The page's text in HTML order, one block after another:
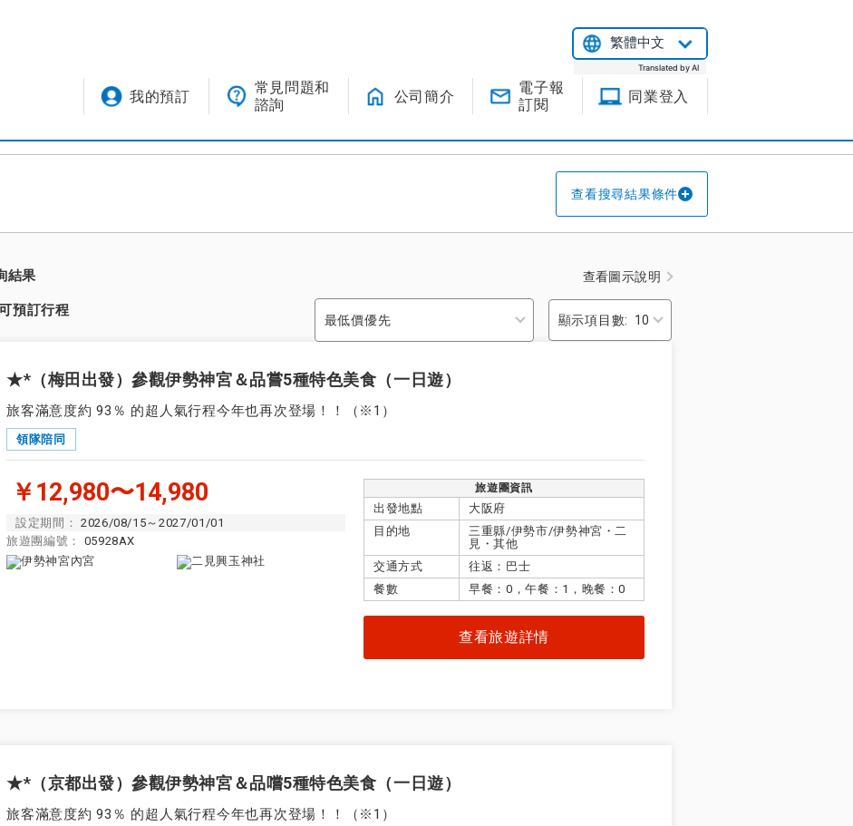
我的預訂
常見問題和
諮詢
公司簡介
電子報
訂閱
同業登入
查看搜尋結果條件
結果
預訂行程
查看圖示說明
顯示項目數:
★*（梅田出發）參觀伊勢神宮＆品嘗5種特色美食（一日遊）
旅客滿意度約 93％ 的超人氣行程今年也再次登場！！（※1）
領隊陪同
￥12,980〜14,980
設定期間： 2026/08/15～2027/01/01
旅遊團編號：
05928AX
旅遊團資訊
出發地點
大阪府
目的地
三重縣/伊勢市/伊勢神宮・二
見・其他
交通方式
往返：巴士
餐數
早餐：0，午餐：1，晚餐：0
查看旅遊詳情
★*（京都出發）參觀伊勢神宮＆品嚐5種特色美食（一日遊）
旅客滿意度約 93％ 的超人氣行程今年也再次登場！！（※1）
繁體中文
Translated by AI